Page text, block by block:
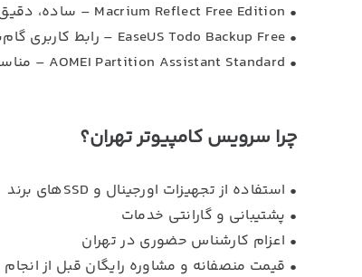
• Macrium Reflect Free Edition – ساده، دقیق و بسیار محبوب برای کلون کردن کل سیستم.
• EaseUS Todo Backup Free – رابط کاربری گام‌به‌گام، عالی برای کاربران تازه‌کار.
• AOMEI Partition Assistant Standard – مناسب برای مدیریت پارتیشن‌ها و انتقال ویندوز به SSD.
چرا سرویس کامپیوتر تهران؟
• استفاده از تجهیزات اورجینال و SSDهای برند
• پشتیبانی و گارانتی خدمات
• اعزام کارشناس حضوری در تهران
• قیمت منصفانه و مشاوره رایگان قبل از انجام